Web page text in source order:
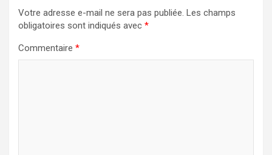
Votre adresse e-mail ne sera pas publiée. Les champs
obligatoires sont indiqués avec *
Commentaire *